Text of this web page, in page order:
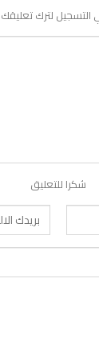
التسجيل لترك تعليقك
شكرا للتعليق